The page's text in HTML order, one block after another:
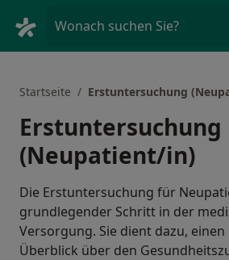
Wonach suchen Sie?
Startseite Erstuntersuchung
Erstuntersuchung
(Neupatient/in)
Die Erstuntersuchung für
grundlegender Schritt in der
Versorgung. Sie dient dazu,
Überblick über den